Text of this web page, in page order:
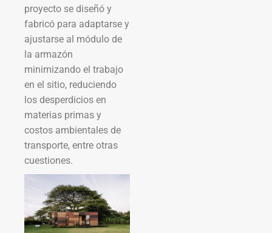
proyecto se diseñó y
fabricó para adaptarse y
ajustarse al módulo de
la armazón
minimizando el trabajo
en el sitio, reduciendo
los desperdicios en
materias primas y
costos ambientales de
transporte, entre otras
cuestiones.